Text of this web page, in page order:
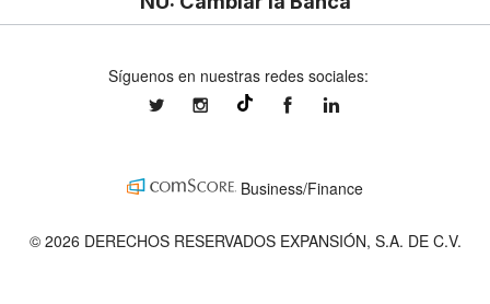
Síguenos en nuestras redes sociales:
expansionmxexpansionmx ExpansionMex
Business/Finance
© 2026 DERECHOS RESERVADOS EXPANSIÓN, S.A. DE C.V.